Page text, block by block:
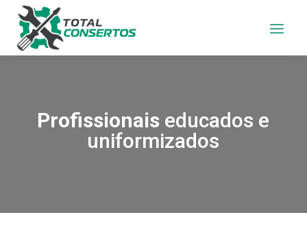
Profissionais educados e
uniformizados